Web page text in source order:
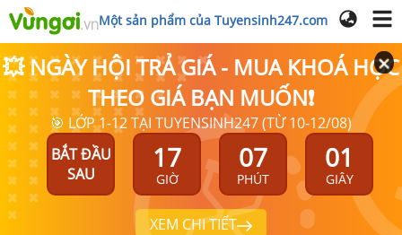
Một sản phẩm của Tuyensinh247.com
💥 NGÀY HỘI TRẢ GIÁ - MUA KHOÁ HỌC
THEO GIÁ BẠN MUỐN❗
🎯 LỚP 1-12 TẠI TUYENSINH247 (TỪ 10-12/08)
BẮT ĐẦU
SAU
17
GIỜ
07
PHÚT
00
GIÂY
XEM CHI TIẾT